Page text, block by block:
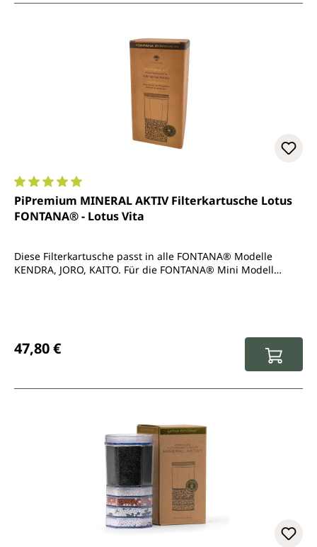
Durchschnittliche Bewertung von 5 von 5 Sternen
PiPremium MINERAL AKTIV Filterkartusche Lotus
FONTANA® - Lotus Vita
Diese Filterkartusche passt in alle FONTANA® Modelle
KENDRA, JORO, KAITO. Für die FONTANA® Mini Modell
47,80 €